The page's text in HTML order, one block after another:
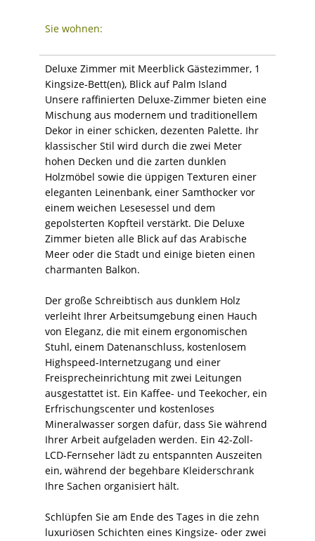
Sie wohnen:
Deluxe Zimmer mit Meerblick Gästezimmer, 1
Kingsize-Bett(en), Blick auf Palm Island
Unsere raffinierten Deluxe-Zimmer bieten eine
Mischung aus modernem und traditionellem
Dekor in einer schicken, dezenten Palette. Ihr
klassischer Stil wird durch die zwei Meter
hohen Decken und die zarten dunklen
Holzmöbel sowie die üppigen Texturen einer
eleganten Leinenbank, einer Samthocker vor
einem weichen Lesesessel und dem
gepolsterten Kopfteil verstärkt. Die Deluxe
Zimmer bieten alle Blick auf das Arabische
Meer oder die Stadt und einige bieten einen
charmanten Balkon.
Der große Schreibtisch aus dunklem Holz
verleiht Ihrer Arbeitsumgebung einen Hauch
von Eleganz, die mit einem ergonomischen
Stuhl, einem Datenanschluss, kostenlosem
Highspeed-Internetzugang und einer
Freisprecheinrichtung mit zwei Leitungen
ausgestattet ist. Ein Kaffee- und Teekocher, ein
Erfrischungscenter und kostenloses
Mineralwasser sorgen dafür, dass Sie während
Ihrer Arbeit aufgeladen werden. Ein 42-Zoll-
LCD-Fernseher lädt zu entspannten Auszeiten
ein, während der begehbare Kleiderschrank
Ihre Sachen organisiert hält.
Schlüpfen Sie am Ende des Tages in die zehn
luxuriösen Schichten eines Kingsize- oder zwei